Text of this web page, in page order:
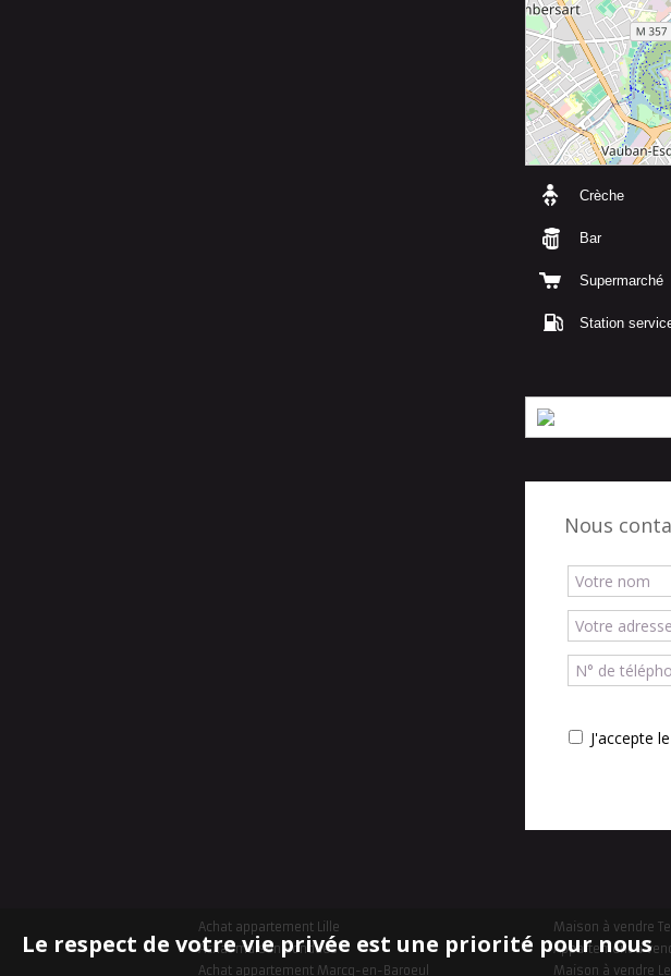
Crèche
Bar
Supermarché
Station
Nous
J'accepte
Achat appartement Lille
Achat maison Bondues
Achat appartement Marcq-en-Baroeul
Maison à vendre
Appartement à
Maison à vendre
Le respect de votre vie privée est une priorité pour nous